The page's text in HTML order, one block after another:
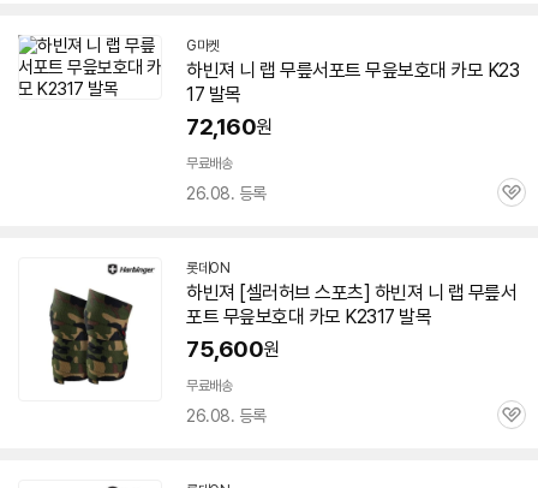
G마켓
하빈져 니 랩 무릎서포트 무읖보호대 카모 K23
17 발목
72,160원
무료배송
26.08. 등록
관
롯데ON
하빈져 [셀러허브 스포츠] 하빈져 니 랩 무릎서
포트 무읖보호대 카모 K2317 발목
75,600원
무료배송
26.08. 등록
관